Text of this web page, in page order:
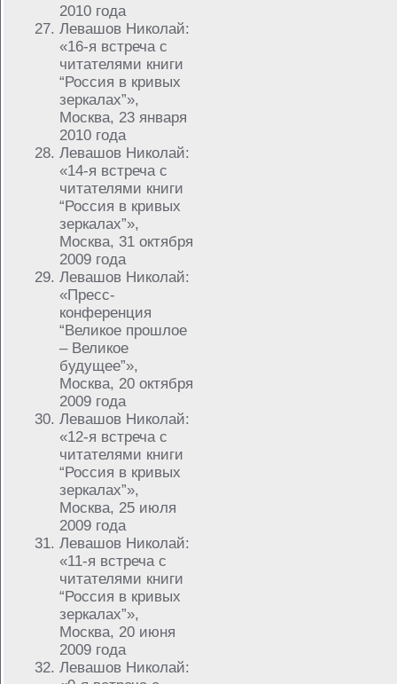
2010 года
Левашов Николай:
«16-я встреча с
читателями книги
“Россия в кривых
зеркалах”»,
Москва, 23 января
2010 года
Левашов Николай:
«14-я встреча с
читателями книги
“Россия в кривых
зеркалах”»,
Москва, 31 октября
2009 года
Левашов Николай:
«Пресс-
конференция
“Великое прошлое
– Великое
будущее”»,
Москва, 20 октября
2009 года
Левашов Николай:
«12-я встреча с
читателями книги
“Россия в кривых
зеркалах”»,
Москва, 25 июля
2009 года
Левашов Николай:
«11-я встреча с
читателями книги
“Россия в кривых
зеркалах”»,
Москва, 20 июня
2009 года
Левашов Николай: